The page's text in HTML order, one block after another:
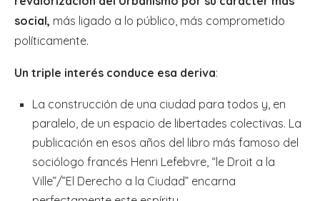
social, más ligado a lo público, más comprometido
políticamente.
Un triple interés conduce esa deriva:
La construcción de una ciudad para todos y, en
paralelo, de un espacio de libertades colectivas. La
publicación en esos años del libro más famoso del
sociólogo francés Henri Lefebvre, “le Droit a la
Ville”/”El Derecho a la Ciudad” encarna